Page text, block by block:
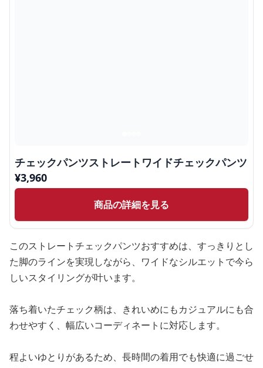
チェックパンツストレートワイドチェックパンツ
¥3,960
商品の詳細を見る
このストレートチェックパンツおすすめは、すっきりとし
た脚のラインを実現しながら、ワイドなシルエットで今ら
しいスタイリングが叶います。
落ち着いたチェック柄は、きれいめにもカジュアルにも合
わせやすく、幅広いコーディネートに対応します。
程よいゆとりがあるため、長時間の着用でも快適に過ごせ